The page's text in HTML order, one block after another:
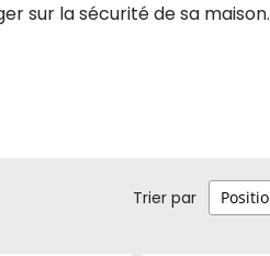
sur la sécurité de sa maison.
Trier par